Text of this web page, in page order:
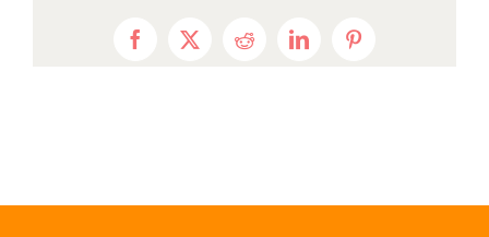
Facebook
X RedditLinkedInPinterest